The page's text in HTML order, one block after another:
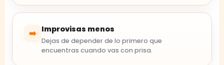
➡️ Improvisas menos
Dejas de depender de lo primero que
encuentras cuando vas con prisa.